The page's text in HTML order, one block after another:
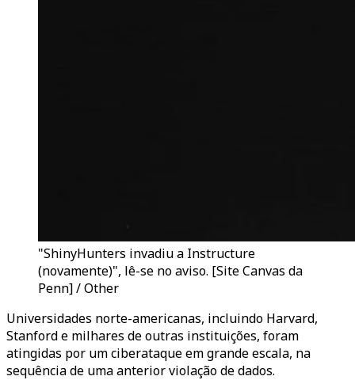
"ShinyHunters invadiu a Instructure
(novamente)", lê-se no aviso. [Site Canvas da
Penn] / Other
Universidades norte-americanas, incluindo Harvard,
Stanford e milhares de outras instituições, foram
atingidas por um ciberataque em grande escala, na
sequência de uma anterior violação de dados.